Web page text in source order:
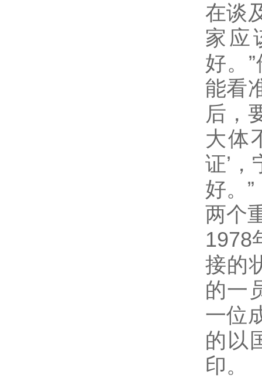
在谈
家应
好。
能看
后，
大体
证’
好。”
两个
1978
接的
的一
一位
的以
印。